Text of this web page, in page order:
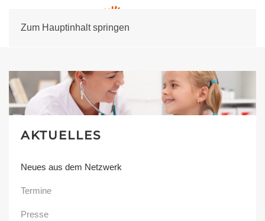
Zum Hauptinhalt springen
AKTUELLES
Neues aus dem Netzwerk
Termine
Presse